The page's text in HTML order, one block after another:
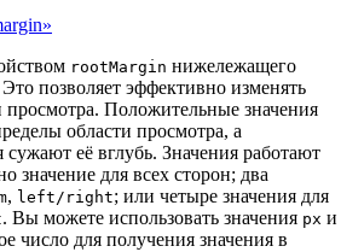
rootMargin нижележащего
Это позволяет эффективно изменять
просмотра. Положительные значения
области просмотра, а
сужают её вглубь. Значения работают
значение для всех сторон; два
, left/right; или четыре значения для
. Вы можете использовать значения px и
число для получения значения в